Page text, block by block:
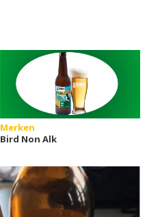
Merken
Bird Non Alk